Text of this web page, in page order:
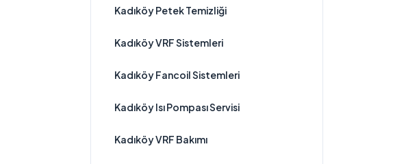
Kadıköy Petek Temizliği
Kadıköy VRF Sistemleri
Kadıköy Fancoil Sistemleri
Kadıköy Isı Pompası Servisi
Kadıköy VRF Bakımı